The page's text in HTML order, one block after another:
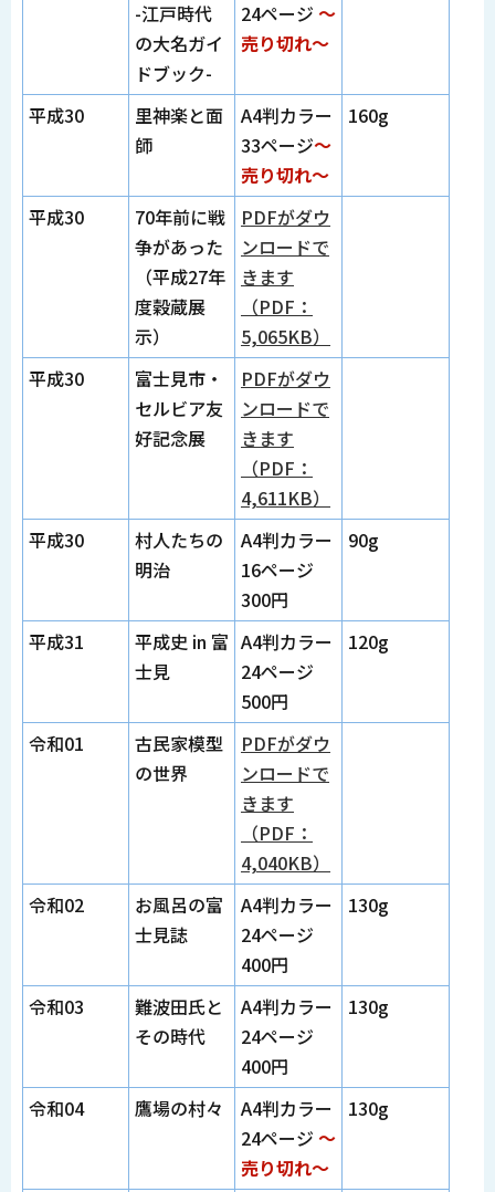
-江戸時代
の大名ガイ
ドブック-
24ページ ～
売り切れ～
平成30
里神楽と面
師
A4判カラー
33ページ～
売り切れ～
160g
平成30
70年前に戦
争があった
（平成27年
度穀蔵展
示）
PDFがダウ
ンロードで
きます
（PDF：
5,065KB）
平成30
富士見市・
セルビア友
好記念展
PDFがダウ
ンロードで
きます
（PDF：
4,611KB）
平成30
村人たちの
明治
A4判カラー
16ページ
300円
90g
平成31
平成史 in 富
士見
A4判カラー
24ページ
500円
120g
令和01
古民家模型
の世界
PDFがダウ
ンロードで
きます
（PDF：
4,040KB）
令和02
お風呂の富
士見誌
A4判カラー
24ページ
400円
130g
令和03
難波田氏と
その時代
A4判カラー
24ページ
400円
130g
令和04 鷹場の村々
A4判カラー
24ページ ～
売り切れ～
130g